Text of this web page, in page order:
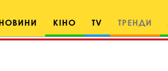
КІНО TV ТРЕНДИ